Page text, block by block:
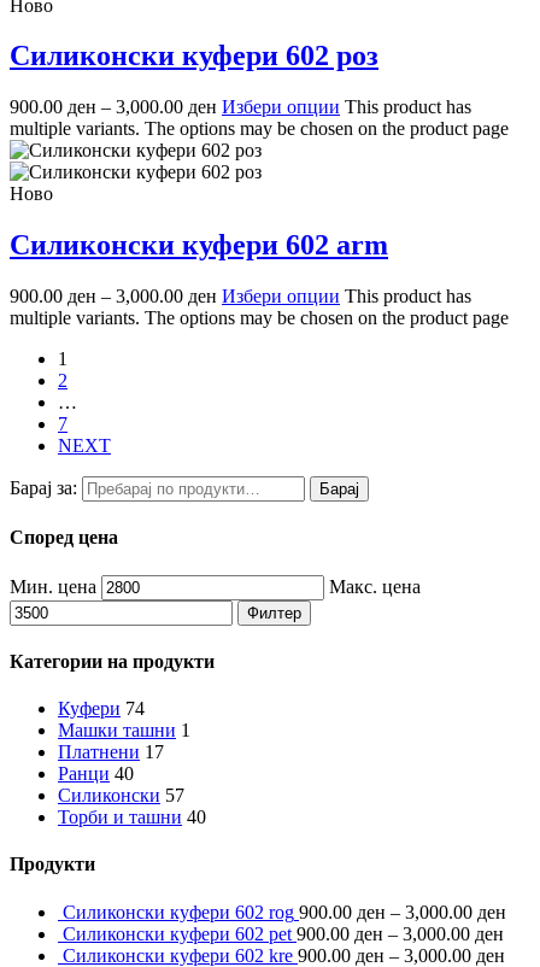
Ново
Силиконски куфери 602 роз
900.00 ден – 3,000.00 ден Избери опции This product has
multiple variants. The options may be chosen on the product page
Ново
Силиконски куфери 602 arm
900.00 ден – 3,000.00 ден Избери опции This product has
multiple variants. The options may be chosen on the product page
1
2
…
7
NEXT
Барај за: Барај
Според цена
Мин. цена Макс. цена
Филтер
Категории на продукти
Куфери 74
Машки ташни 1
Платнени 17
Ранци 40
Силиконски 57
Торби и ташни 40
Продукти
Силиконски куфери 602 rog 900.00 ден – 3,000.00 ден
Силиконски куфери 602 pet 900.00 ден – 3,000.00 ден
Силиконски куфери 602 kre 900.00 ден – 3,000.00 ден